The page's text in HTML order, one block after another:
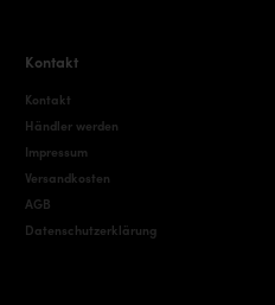
Kontakt
Kontakt
Händler werden
Impressum
Versandkosten
AGB
Datenschutzerklärung